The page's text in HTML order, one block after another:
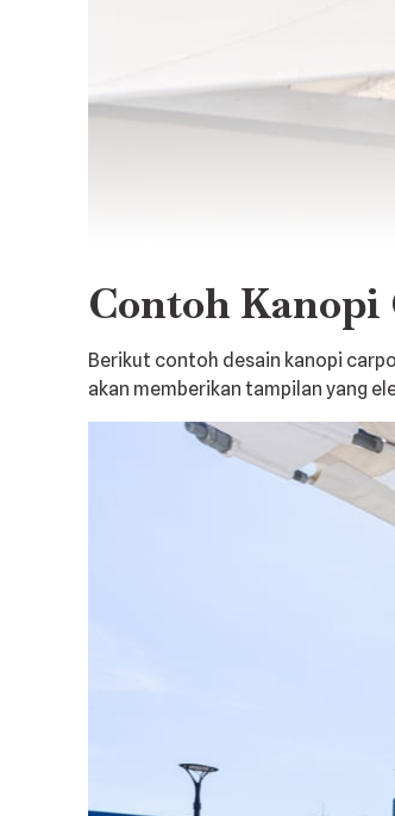
Contoh
Berikut contoh desain kanopi
akan memberikan tampilan yang